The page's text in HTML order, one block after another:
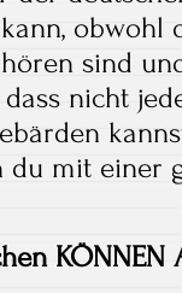
sind
nicht
du mit einer
KÖNNEN